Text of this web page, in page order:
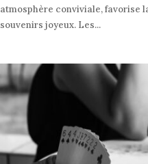
atmosphère conviviale, favorise
souvenirs joyeux. Les...